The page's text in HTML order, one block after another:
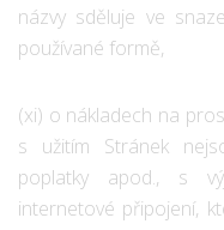
názvy sděluje ve
používané formě,
(xi) o nákladech na
s užitím Stránek
poplatky apod., s
internetové připojení,